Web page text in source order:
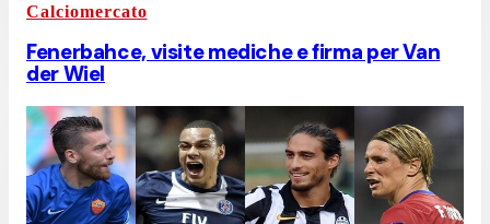
Calciomercato
Fenerbahce, visite mediche e firma per Van
der Wiel